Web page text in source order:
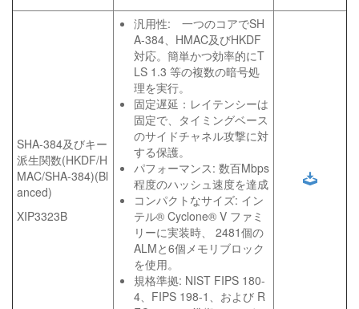
SHA-384及びキー
派生関数(HKDF/H
MAC/SHA-384)(Bl
anced)
XIP3323B
汎用性: 一つのコアでSH
A-384、HMAC及びHKDF
対応。簡単かつ効率的にT
LS 1.3 等の複数の暗号処
理を実行。
固定遅延：レイテンシーは
固定で、タイミングベース
のサイドチャネル攻撃に対
する保護。
パフォーマンス: 数百Mbps
程度のハッシュ速度を達成
コンパクトなサイズ: イン
テル® Cyclone® V ファミ
リーに実装時、 2481個の
ALMと6個メモリブロック
を使用。
規格準拠: NIST FIPS 180-
4、FIPS 198-1、および R